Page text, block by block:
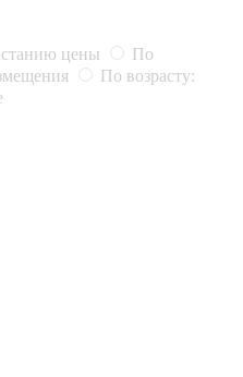
цены
По
По возрасту: